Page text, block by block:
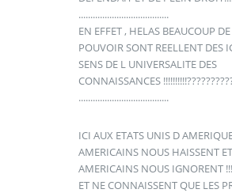
......................................
EN EFFET , HELAS BEAUCOUP
POUVOIR SONT REELLENT DES
SENS DE L UNIVERSALITE DES
CONNAISSANCES
......................................
ICI AUX ETATS UNIS D
AMERICAINS NOUS HAISSENT
AMERICAINS NOUS IGNORENT
ET NE CONNAISSENT QUE LES